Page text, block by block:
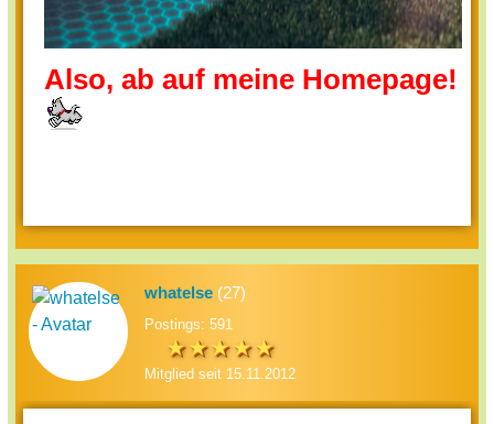
Also, ab auf meine Homepage!
whatelse (27)
Postings: 591
Mitglied seit 15.11.2012